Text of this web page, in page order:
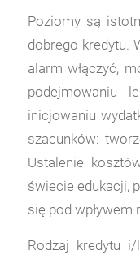
Poziomy są
dobrego kredytu.
alarm włączyć,
podejmowaniu
inicjowaniu
szacunków:
Ustalenie
świecie edukacji,
się pod wpływem
Rodzaj kredytu